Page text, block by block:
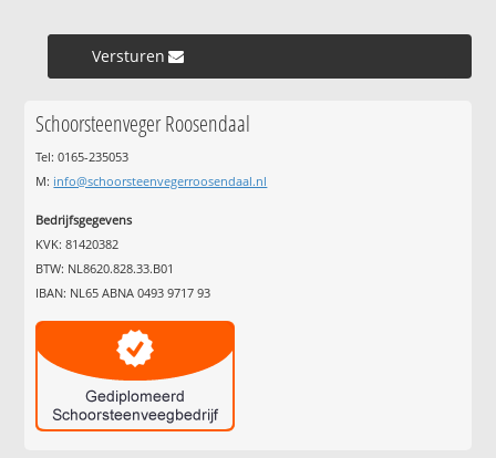
Versturen »
Schoorsteenveger Roosendaal
Tel: 0165-235053
M: info@schoorsteenvegerroosendaal.nl
Bedrijfsgegevens
KVK: 81420382
BTW: NL8620.828.33.B01
IBAN: NL65 ABNA 0493 9717 93